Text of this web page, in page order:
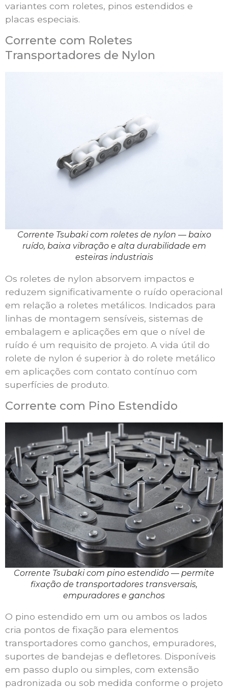
variantes com roletes, pinos estendidos e
placas especiais.
Corrente com Roletes
Transportadores de Nylon
Corrente Tsubaki com roletes de nylon — baixo
ruído, baixa vibração e alta durabilidade em
esteiras industriais
Os roletes de nylon absorvem impactos e
reduzem significativamente o ruído operacional
em relação a roletes metálicos. Indicados para
linhas de montagem sensíveis, sistemas de
embalagem e aplicações em que o nível de
ruído é um requisito de projeto. A vida útil do
rolete de nylon é superior à do rolete metálico
em aplicações com contato contínuo com
superfícies de produto.
Corrente com Pino Estendido
Corrente Tsubaki com pino estendido — permite
fixação de transportadores transversais,
empuradores e ganchos
O pino estendido em um ou ambos os lados
cria pontos de fixação para elementos
transportadores como ganchos, empuradores,
suportes de bandejas e defletores. Disponíveis
em passo duplo ou simples, com extensão
padronizada ou sob medida conforme o projeto